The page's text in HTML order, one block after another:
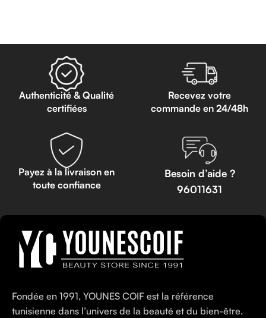
Authenticité & Qualité
certifiées
Recevez votre
commande en 24/48h
Payez à la livraison en
toute confiance
Besoin d’aide ?
96011631
Fondée en 1991, YOUNES COIF est la référence
tunisienne dans l’univers de la beauté et du bien-être.